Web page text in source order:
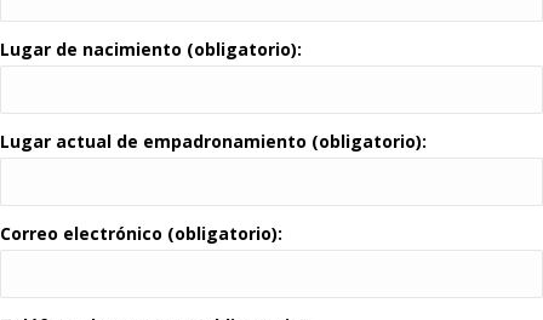
Lugar de nacimiento (obligatorio):
Lugar actual de empadronamiento (obligatorio):
Correo electrónico (obligatorio):